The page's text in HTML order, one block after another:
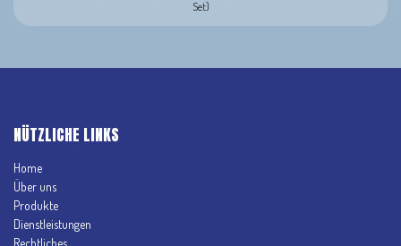
Set)
NÜTZLICHE LINKS
Home
Über uns
Produkte
Dienstleistungen
Rechtliches